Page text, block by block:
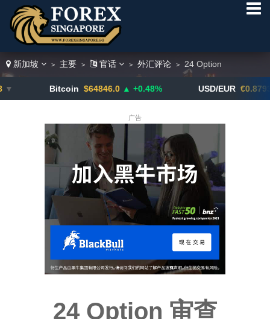
新加坡 > 主要 > 官话 > 外汇评论 > 24 Option
$64846.0 ▲ +0.48% USD/EUR €0.8793 ▼
广告
24 Option 审查